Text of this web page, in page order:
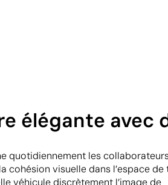
élégante avec
quotidiennement les
visuelle dans l’espace de